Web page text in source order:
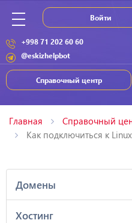
+998 71 202 60 60
@eskizhelpbot
Справочный центр
Войти
Главная Справочный
Как подключиться к
Домены
Хостинг